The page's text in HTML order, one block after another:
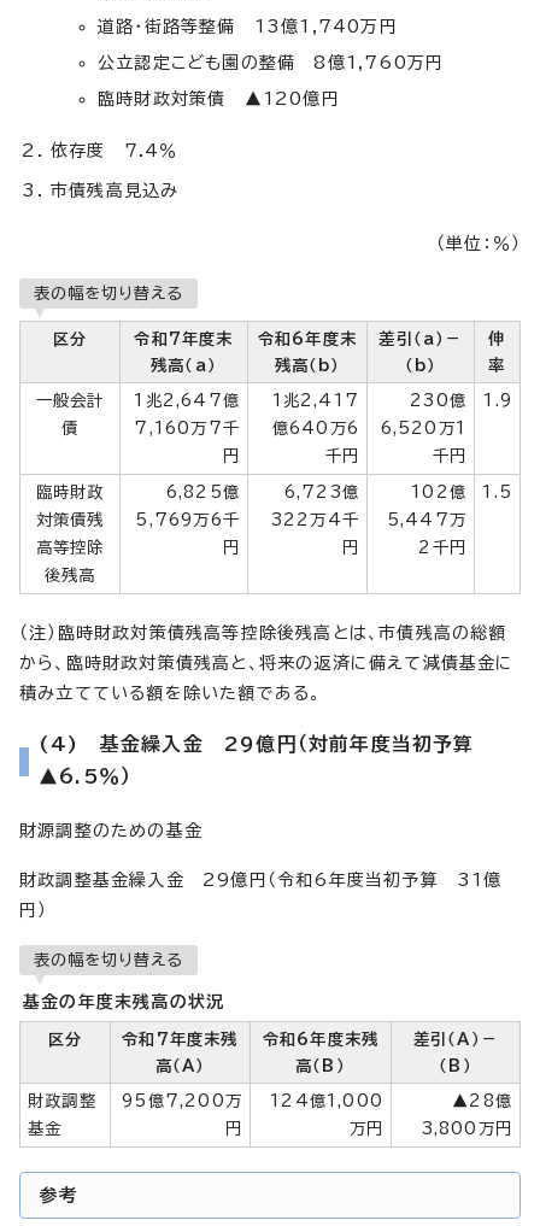
道路・街路等整備 13億1,740万円
公立認定こども園の整備 8億1,760万円
臨時財政対策債 ▲120億円
依存度 7.4％
市債残高見込み
（単位：％）
表の幅を切り替える
区分
令和7年度末
残高（a）
令和6年度末
残高（b）
差引（a）－
（b）
伸
率
一般会計
債
1兆2,647億
7,160万7千
円
1兆2,417
億640万6
千円
230億
6,520万1
千円
1.9
臨時財政
対策債残
高等控除
後残高
6,825億
5,769万6千
円
6,723億
322万4千
円
102億
5,447万
2千円
1.5
（注）臨時財政対策債残高等控除後残高とは、市債残高の総額
から、臨時財政対策債残高と、将来の返済に備えて減債基金に
積み立てている額を除いた額である。
(4) 基金繰入金 29億円（対前年度当初予算
▲6.5％）
財源調整のための基金
財政調整基金繰入金 29億円（令和6年度当初予算 31億
円）
表の幅を切り替える
基金の年度末残高の状況
区分
令和7年度末残
高（A）
令和6年度末残
高（B）
差引（A）－
（B）
財政調整
基金
95億7,200万
円
124億1,000
万円
▲28億
3,800万円
参考